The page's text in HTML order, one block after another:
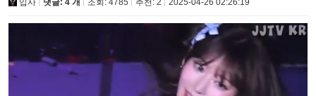
입사 댓글: 4 개 조회: 4785 추천: 2 2025-04-26 02:26:19